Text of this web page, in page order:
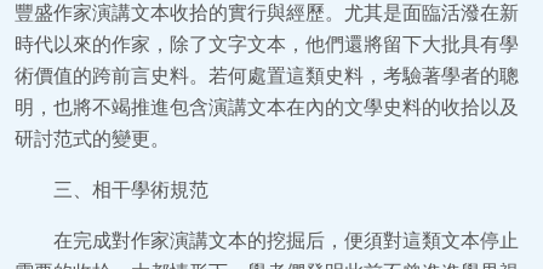
豐盛作家演講文本收拾的實行與經歷。尤其是面臨活潑在新
時代以來的作家，除了文字文本，他們還將留下大批具有學
術價值的跨前言史料。若何處置這類史料，考驗著學者的聰
明，也將不竭推進包含演講文本在內的文學史料的收拾以及
研討范式的變更。
三、相干學術規范
在完成對作家演講文本的挖掘后，便須對這類文本停止